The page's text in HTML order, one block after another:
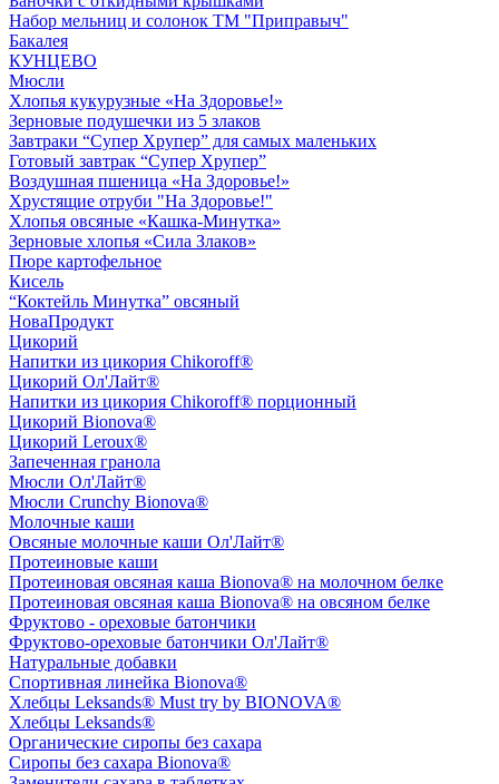
Набор мельниц и солонок ТМ "Приправыч"
Бакалея
КУНЦЕВО
Мюсли
Хлопья кукурузные «На Здоровье!»
Зерновые подушечки из 5 злаков
Завтраки “Супер Хрупер” для самых маленьких
Готовый завтрак “Супер Хрупер”
Воздушная пшеница «На Здоровье!»
Хрустящие отруби "На Здоровье!"
Хлопья овсяные «Кашка-Минутка»
Зерновые хлопья «Сила Злаков»
Пюре картофельное
Кисель
“Коктейль Минутка” овсяный
НоваПродукт
Цикорий
Напитки из цикория Chikoroff®
Цикорий Ол'Лайт®
Напитки из цикория Chikoroff® порционный
Цикорий Bionova®
Цикорий Leroux®
Запеченная гранола
Мюсли Ол'Лайт®
Мюсли Crunchy Bionova®
Молочные каши
Овсяные молочные каши Ол'Лайт®
Протеиновые каши
Протеиновая овсяная каша Bionova® на молочном белке
Протеиновая овсяная каша Bionova® на овсяном белке
Фруктово - ореховые батончики
Фруктово-ореховые батончики Ол'Лайт®
Натуральные добавки
Спортивная линейка Bionova®
Хлебцы Leksands® Must try by BIONOVA®
Хлебцы Leksands®
Органические сиропы без сахара
Сиропы без сахара Bionova®